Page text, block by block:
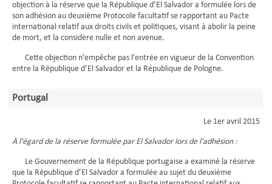
objection à la réserve que la République d’El Salvador a formulée lors de
son adhésion au deuxième Protocole facultatif se rapportant au Pacte
international relatif aux droits civils et politiques, visant à abolir la peine
de mort, et la considère nulle et non avenue.
Cette objection n’empêche pas l’entrée en vigueur de la Convention
entre la République d’El Salvador et la République de Pologne.
Portugal
Le 1er avril 2015
À l'égard de la réserve formulée par El Salvador lors de l'adhésion :
Le Gouvernement de la République portugaise a examiné la réserve
que la République d’El Salvador a formulée au sujet du deuxième